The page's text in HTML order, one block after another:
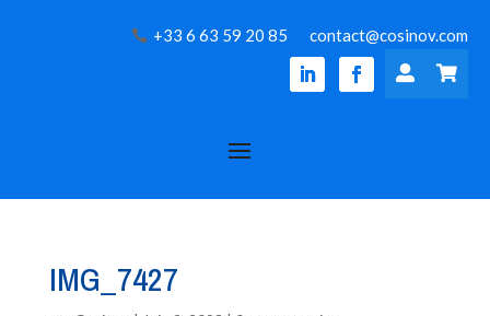
+33 6 63 59 20 85 contact@cosinov.com
 
IMG_7427